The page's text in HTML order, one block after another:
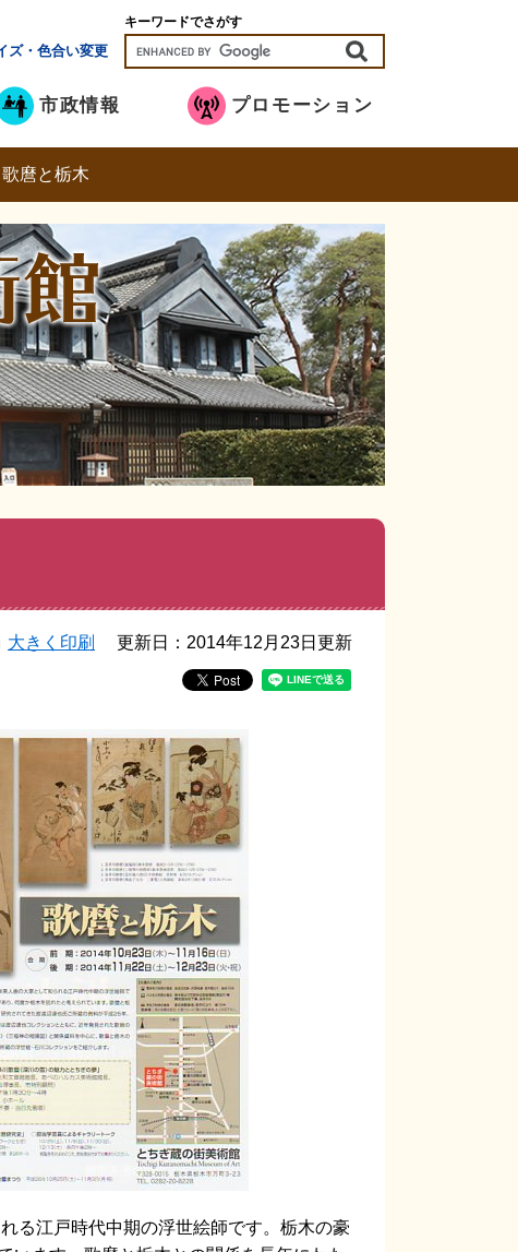
ズ・色合い変更
キーワードでさがす
市政情報 プロモーション
歌麿と栃木
大きく印刷 更新日：2014年12月23日更新
る江戸時代中期の浮世絵師です。栃木の豪